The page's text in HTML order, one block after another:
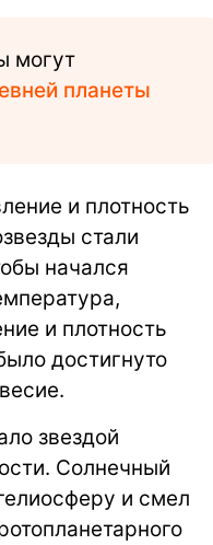
могут
планеты
и плотность
стали
начался
и плотность
достигнуто
звездой
Солнечный
и смел